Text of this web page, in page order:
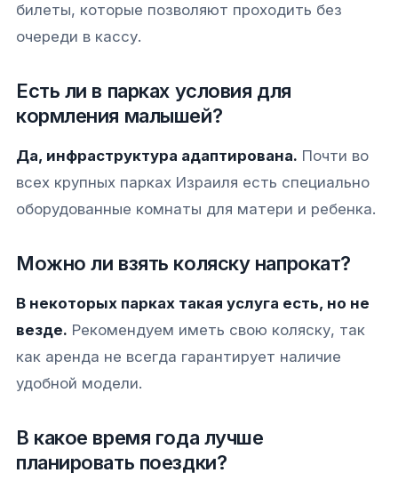
билеты, которые позволяют проходить без
очереди в кассу.
Есть ли в парках условия для
кормления малышей?
Да, инфраструктура адаптирована. Почти во
всех крупных парках Израиля есть специально
оборудованные комнаты для матери и ребенка.
Можно ли взять коляску напрокат?
В некоторых парках такая услуга есть, но не
везде. Рекомендуем иметь свою коляску, так
как аренда не всегда гарантирует наличие
удобной модели.
В какое время года лучше
планировать поездки?